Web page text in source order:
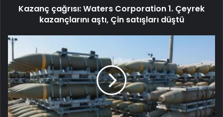
Kazanç çağrısı: Waters Corporation 1. Çeyrek
kazançlarını aştı, Çin satışları düştü